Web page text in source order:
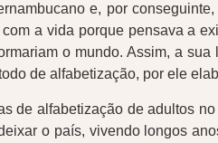
e, por
a vida porque pensava a
o mundo. Assim, a
de alfabetização, por ele
de alfabetização de adultos
o país, vivendo longos